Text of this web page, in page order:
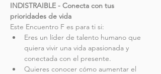
INDISTRAIBLE - Conecta con tus
prioridades de vida
Este Encuentro F es para ti si:
Eres un líder de talento humano que
quiera vivir una vida apasionada y
conectada con el presente.
Quieres conocer cómo aumentar el